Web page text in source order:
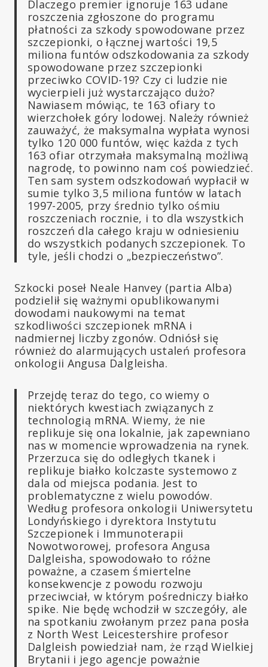
Dlaczego premier ignoruje 163 udane
roszczenia zgłoszone do programu
płatności za szkody spowodowane przez
szczepionki, o łącznej wartości 19,5
miliona funtów odszkodowania za szkody
spowodowane przez szczepionki
przeciwko COVID-19? Czy ci ludzie nie
wycierpieli już wystarczająco dużo?
Nawiasem mówiąc, te 163 ofiary to
wierzchołek góry lodowej. Należy również
zauważyć, że maksymalna wypłata wynosi
tylko 120 000 funtów, więc każda z tych
163 ofiar otrzymała maksymalną możliwą
nagrodę, to powinno nam coś powiedzieć.
Ten sam system odszkodowań wypłacił w
sumie tylko 3,5 miliona funtów w latach
1997-2005, przy średnio tylko ośmiu
roszczeniach rocznie, i to dla wszystkich
roszczeń dla całego kraju w odniesieniu
do wszystkich podanych szczepionek. To
tyle, jeśli chodzi o „bezpieczeństwo”.
Szkocki poseł Neale Hanvey (partia Alba)
podzielił się ważnymi opublikowanymi
dowodami naukowymi na temat
szkodliwości szczepionek mRNA i
nadmiernej liczby zgonów. Odniósł się
również do alarmujących ustaleń profesora
onkologii Angusa Dalgleisha.
Przejdę teraz do tego, co wiemy o
niektórych kwestiach związanych z
technologią mRNA. Wiemy, że nie
replikuje się ona lokalnie, jak zapewniano
nas w momencie wprowadzenia na rynek.
Przerzuca się do odległych tkanek i
replikuje białko kolczaste systemowo z
dala od miejsca podania. Jest to
problematyczne z wielu powodów.
Według profesora onkologii Uniwersytetu
Londyńskiego i dyrektora Instytutu
Szczepionek i Immunoterapii
Nowotworowej, profesora Angusa
Dalgleisha, spowodowało to różne
poważne, a czasem śmiertelne
konsekwencje z powodu rozwoju
przeciwciał, w którym pośredniczy białko
spike. Nie będę wchodził w szczegóły, ale
na spotkaniu zwołanym przez pana posła
z North West Leicestershire profesor
Dalgleish powiedział nam, że rząd Wielkiej
Brytanii i jego agencje poważnie